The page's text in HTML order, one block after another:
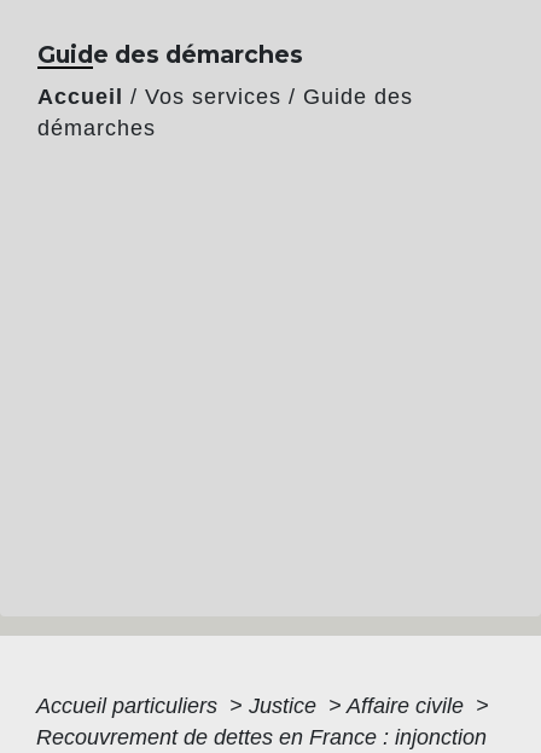
Guide des démarches
Accueil / Vos services / Guide des
démarches
Accueil particuliers > Justice > Affaire civile >
Recouvrement de dettes en France : injonction